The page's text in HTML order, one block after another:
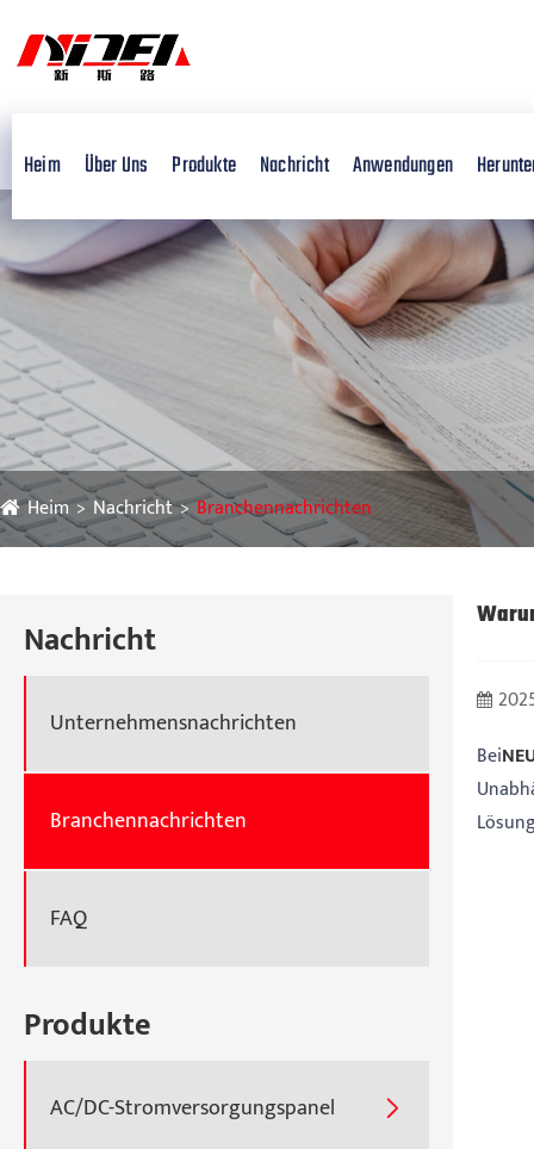
Heim Über Uns Produkte Nachricht Anwendungen
Heim Nachricht Branchennachrichten
Nachricht
Unternehmensnachrichten
Branchennachrichten
FAQ
Produkte
AC/DC-Stromversorgungspanel 
Bei